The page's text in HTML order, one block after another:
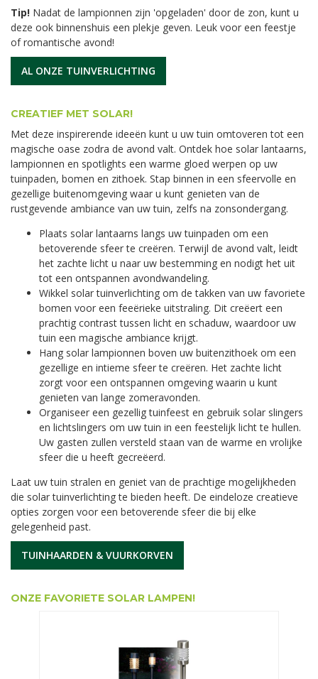
Tip! Nadat de lampionnen zijn 'opgeladen' door de zon, kunt u
deze ook binnenshuis een plekje geven. Leuk voor een feestje
of romantische avond!
AL ONZE TUINVERLICHTING
CREATIEF MET SOLAR!
Met deze inspirerende ideeën kunt u uw tuin omtoveren tot een
magische oase zodra de avond valt. Ontdek hoe solar lantaarns,
lampionnen en spotlights een warme gloed werpen op uw
tuinpaden, bomen en zithoek. Stap binnen in een sfeervolle en
gezellige buitenomgeving waar u kunt genieten van de
rustgevende ambiance van uw tuin, zelfs na zonsondergang.
Plaats solar lantaarns langs uw tuinpaden om een
betoverende sfeer te creëren. Terwijl de avond valt, leidt
het zachte licht u naar uw bestemming en nodigt het uit
tot een ontspannen avondwandeling.
Wikkel solar tuinverlichting om de takken van uw favoriete
bomen voor een feeërieke uitstraling. Dit creëert een
prachtig contrast tussen licht en schaduw, waardoor uw
tuin een magische ambiance krijgt.
Hang solar lampionnen boven uw buitenzithoek om een
gezellige en intieme sfeer te creëren. Het zachte licht
zorgt voor een ontspannen omgeving waarin u kunt
genieten van lange zomeravonden.
Organiseer een gezellig tuinfeest en gebruik solar slingers
en lichtslingers om uw tuin in een feestelijk licht te hullen.
Uw gasten zullen versteld staan van de warme en vrolijke
sfeer die u heeft gecreëerd.
Laat uw tuin stralen en geniet van de prachtige mogelijkheden
die solar tuinverlichting te bieden heeft. De eindeloze creatieve
opties zorgen voor een betoverende sfeer die bij elke
gelegenheid past.
TUINHAARDEN & VUURKORVEN
ONZE FAVORIETE SOLAR LAMPEN!